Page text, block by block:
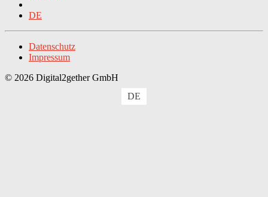
DE
Datenschutz
Impressum
© 2026 Digital2gether GmbH
DE